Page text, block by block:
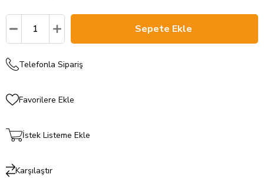
Telefonla Sipariş
Favorilere Ekle
İstek Listeme Ekle
Karşılaştır